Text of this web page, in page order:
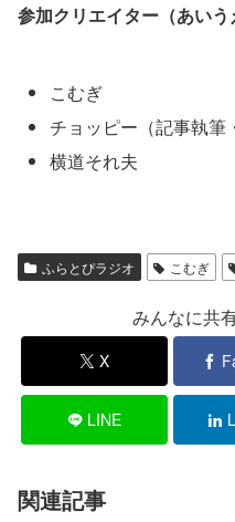
参加クリエイター（あいう
こむぎ
チョッピー（記事執筆
横道それ夫
ふらとぴラジオ こむぎ
みんなに共
X
LINE
関連記事